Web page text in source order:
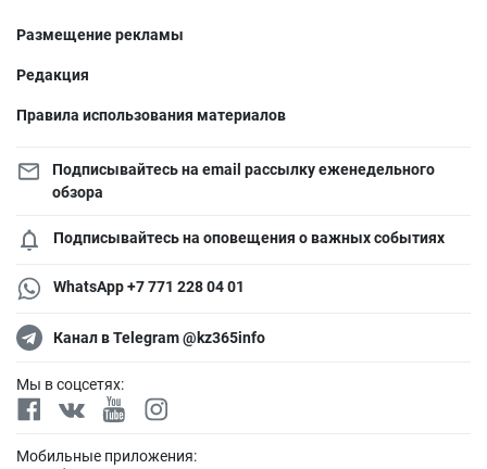
Размещение рекламы
Редакция
Правила использования материалов
Подписывайтесь на email рассылку еженедельного
обзора
Подписывайтесь на оповещения о важных событиях
WhatsApp +7 771 228 04 01
Канал в Telegram @kz365info
Мы в соцсетях:
Мобильные приложения: